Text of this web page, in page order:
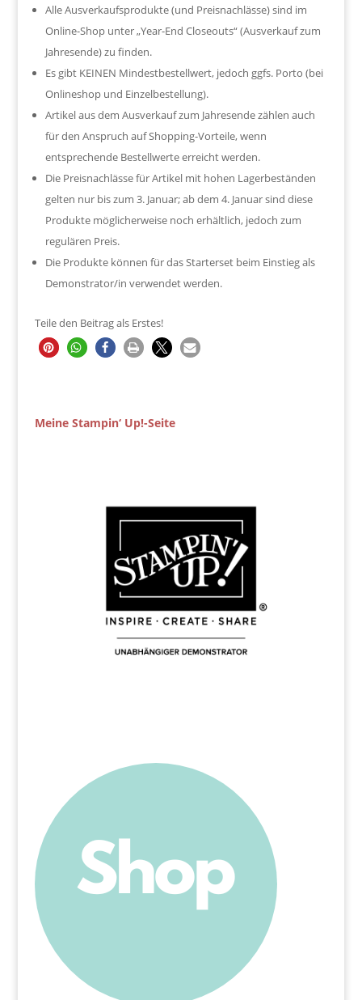
Alle Ausverkaufsprodukte (und Preisnachlässe) sind im
Online-Shop unter „Year-End Closeouts“ (Ausverkauf zum
Jahresende) zu finden.
Es gibt KEINEN Mindestbestellwert, jedoch ggfs. Porto (bei
Onlineshop und Einzelbestellung).
Artikel aus dem Ausverkauf zum Jahresende zählen auch
für den Anspruch auf Shopping-Vorteile, wenn
entsprechende Bestellwerte erreicht werden.
Die Preisnachlässe für Artikel mit hohen Lagerbeständen
gelten nur bis zum 3. Januar; ab dem 4. Januar sind diese
Produkte möglicherweise noch erhältlich, jedoch zum
regulären Preis.
Die Produkte können für das Starterset beim Einstieg als
Demonstrator/in verwendet werden.
Teile den Beitrag als Erstes!
Meine Stampin‘ Up!-Seite